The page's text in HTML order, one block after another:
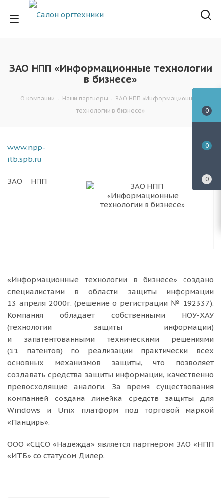
ЗАО НПП «Информационные технологии
в бизнесе»
О компании - Наши партнеры - ЗАО НПП «Информационные
технологии в бизнесе»
www.npp-
itb.spb.ru
ЗАО НПП
«Информационные технологии в бизнесе» создано
специалистами в области защиты информации
13 апреля 2000г. (решение о регистрации № 192337).
Компания обладает собственными НОУ-ХАУ
(технологии защиты информации)
и запатентованными техническими решениями
(11 патентов) по реализации практически всех
основных механизмов защиты, что позволяет
создавать средства защиты информации, качественно
превосходящие аналоги. За время существования
компанией создана линейка средств защиты для
Windows и Unix платформ под торговой маркой
«Панцирь».
ООО «СЦСО «Надежда» является партнером ЗАО «НПП
«ИТБ» со статусом Дилер.
0
0
0